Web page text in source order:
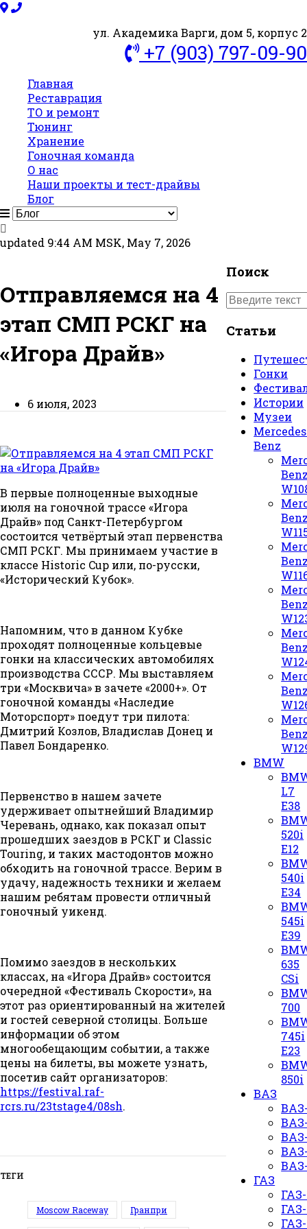
ул. Академика Варги, дом 5, корпус 2
+7 (903) 797-09-90
Главная
Реставрация
ТО и ремонт
Тюнинг
Хранение
Гоночная команда
О нас
Наши проекты и тест-драйвы
Блог
updated 9:44 AM MSK, May 7, 2026
Отправляемся на 4
этап СМП РСКГ на
«Игора Драйв»
6 июля, 2023
В первые полноценные выходные
июля на гоночной трассе «Игора
Драйв» под Санкт-Петербургом
состоится четвёртый этап первенства
СМП РСКГ. Мы принимаем участие в
классе Historic Cup или, по-русски,
«Исторический Кубок».
Напомним, что в данном Кубке
проходят полноценные кольцевые
гонки на классических автомобилях
производства СССР. Мы выставляем
три «Москвича» в зачете «2000+». От
гоночной команды «Наследие
Моторспорт» поедут три пилота:
Дмитрий Козлов, Владислав Донец и
Павел Бондаренко.
Первенство в нашем зачете
удерживает опытнейший Владимир
Черевань, однако, как показал опыт
прошедших заездов в РСКГ и Classic
Touring, и таких мастодонтов можно
обходить на гоночной трассе. Верим в
удачу, надежность техники и желаем
нашим ребятам провести отличный
гоночный уикенд.
Помимо заездов в нескольких
классах, на «Игора Драйв» состоится
очередной «Фестиваль Скорости», на
этот раз ориентированный на жителей
и гостей северной столицы. Больше
информации об этом
многообещающим событии, а также
цены на билеты, вы можете узнать,
посетив сайт организаторов:
https://festival.raf-
rcrs.ru/23tstage4/08sh.
ТЕГИ
Moscow Raceway Гранпри
Поиск
Статьи
Гонки
Истории
Музеи
Benz
BMW
L7
E38
520i
E12
540i
E34
545i
E39
635
CSi
700
745i
E23
850i
ВАЗ
ГАЗ